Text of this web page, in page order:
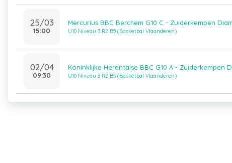
25/03
15:00
Mercurius BBC Berchem G10 C - Zuiderkempen
U10 Niveau 3 R2 B5 (Basketbal Vlaanderen)
02/04
09:30
Koninklijke Herentalse BBC G10 A - Zuiderkempen
U10 Niveau 3 R2 B5 (Basketbal Vlaanderen)